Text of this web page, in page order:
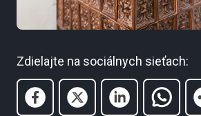
Zdielajte na sociálnych sieťach: